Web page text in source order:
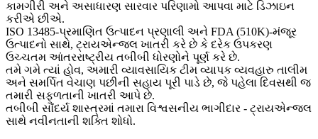
કામગીરી અને અસાધારણ સારવાર પરિણામો આપવા માટે ડિઝાઇન
કરીએ છીએ.
ISO 13485-પ્રમાણિત ઉત્પાદન પ્રણાલી અને FDA (510K)-મંજૂર
ઉત્પાદનો સાથે, ટ્રાયએન્જલ ખાતરી કરે છે કે દરેક ઉપકરણ
ઉચ્ચતમ આંતરરાષ્ટ્રીય તબીબી ધોરણોને પૂર્ણ કરે છે.
તમે ગમે ત્યાં હોવ, અમારી વ્યાવસાયિક ટીમ વ્યાપક વ્યવહારુ તાલીમ
અને સમર્પિત વેચાણ પછીની સહાય પૂરી પાડે છે, જે પહેલા દિવસથી જ
તમારી સફળતાની ખાતરી આપે છે.
તબીબી સૌંદર્ય શાસ્ત્રમાં તમારા વિશ્વસનીય ભાગીદાર - ટ્રાયએન્જલ
સાથે નવીનતાની શક્તિ શોધો.